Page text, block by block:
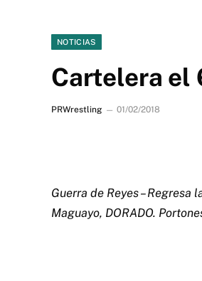
NOTICIAS
Cartelera el
PRWrestling 01/02/2018
Guerra de Reyes – Regresa
Maguayo, DORADO.